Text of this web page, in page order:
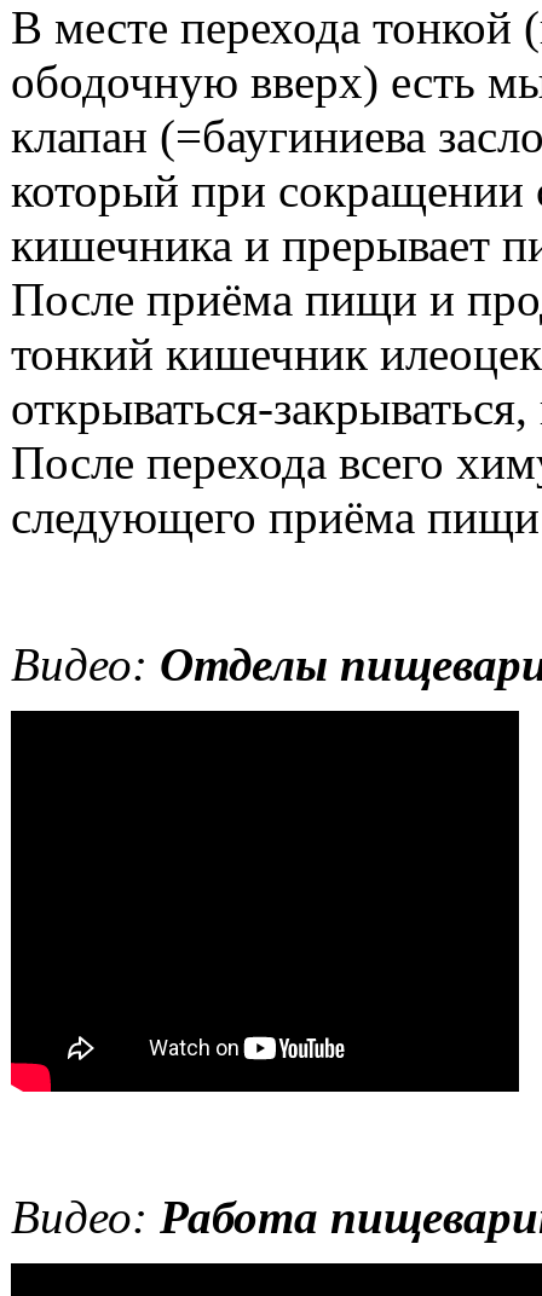
В месте перехода
ободочную вверх) есть
клапан (=баугиниева
который при сокращении
кишечника и прерывает
После приёма пищи и
тонкий кишечник
открываться-
После перехода всего
следующего приёма
Видео: Отделы
Видео: Работа